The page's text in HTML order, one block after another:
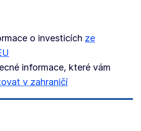
o investicích ze
informace, které vám
v zahraničí